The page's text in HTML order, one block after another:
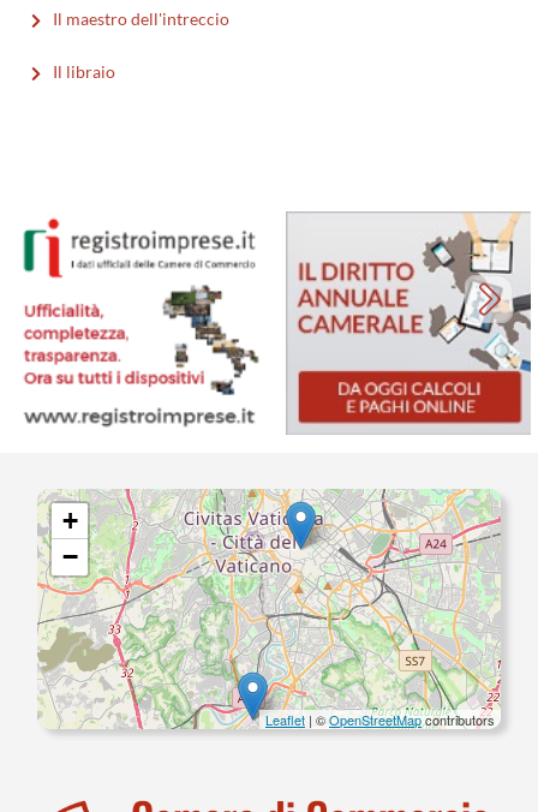
Il maestro dell'intreccio
Il libraio
+
−
Leaflet | ©OpenStreetMapcontributors